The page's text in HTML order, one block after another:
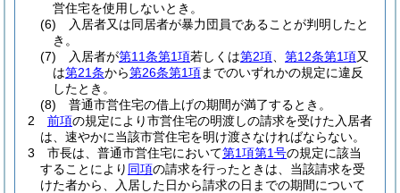
営住宅を使用しないとき。
(6)
入居者又は同居者が暴力団員であることが判明したと
き。
(7)
入居者が第11条第1項若しくは第2項 第12条第1項又
は第21条から第26条第1項までのいずれかの規定に違反
したとき。
(8)
普通市営住宅の借上げの期間が満了するとき。
2
前項の規定により市営住宅の明渡しの請求を受けた入居者
は、速やかに当該市営住宅を明け渡さなければならない。
3
市長は、普通市営住宅において第1項第1号の規定に該当
することにより 同項の請求を行ったときは、当該請求を受
けた者から、入居した日から請求の日までの期間について